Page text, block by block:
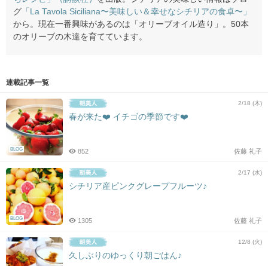
グ 「La Tavola Siciliana〜美味しい＆幸せなシチリアの食卓〜」
から。現在一番興味があるのは「オリーブオイル造り」。50本
のオリーブの木達を育てています。
連載記事一覧
BLOG
2/18 (木)
春が来た❤️ イチゴの季節です❤️
佐藤 礼子
852
BLOG
2/17 (水)
シチリア産ピンクグレープフルーツ♪
佐藤 礼子
1305
12/8 (火)
久しぶりのゆっくり朝ごはん♪